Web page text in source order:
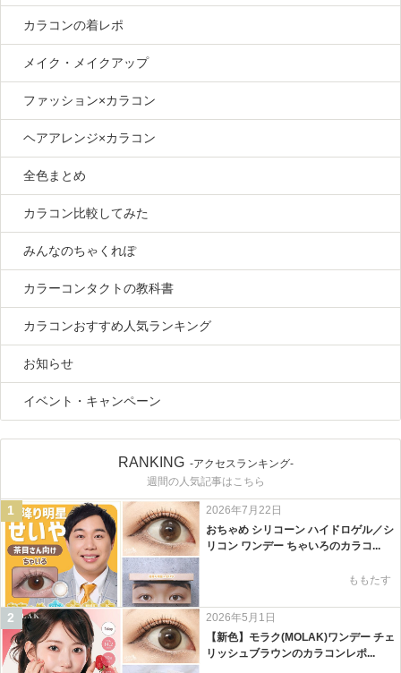
カラコンの着レポ
メイク・メイクアップ
ファッション×カラコン
ヘアアレンジ×カラコン
全色まとめ
カラコン比較してみた
みんなのちゃくれぽ
カラーコンタクトの教科書
カラコンおすすめ人気ランキング
お知らせ
イベント・キャンペーン
RANKING -アクセスランキング-
週間の人気記事はこちら
1
2026年7月22日
おちゃめ シリコーン ハイドロゲル／シ
リコン ワンデー ちゃいろのカラコ...
ももたす
2
2026年5月1日
【新色】モラク(MOLAK)ワンデー チェ
リッシュブラウンのカラコンレポ...